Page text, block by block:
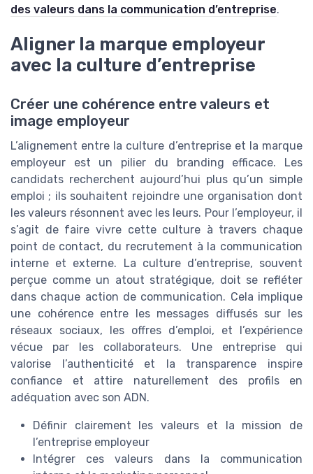
des valeurs dans la communication d’entreprise.
Aligner la marque employeur
avec la culture d’entreprise
Créer une cohérence entre valeurs et
image employeur
L’alignement entre la culture d’entreprise et la marque
employeur est un pilier du branding efficace. Les
candidats recherchent aujourd’hui plus qu’un simple
emploi ; ils souhaitent rejoindre une organisation dont
les valeurs résonnent avec les leurs. Pour l’employeur, il
s’agit de faire vivre cette culture à travers chaque
point de contact, du recrutement à la communication
interne et externe. La culture d’entreprise, souvent
perçue comme un atout stratégique, doit se refléter
dans chaque action de communication. Cela implique
une cohérence entre les messages diffusés sur les
réseaux sociaux, les offres d’emploi, et l’expérience
vécue par les collaborateurs. Une entreprise qui
valorise l’authenticité et la transparence inspire
confiance et attire naturellement des profils en
adéquation avec son ADN.
Définir clairement les valeurs et la mission de
l’entreprise employeur
Intégrer ces valeurs dans la communication